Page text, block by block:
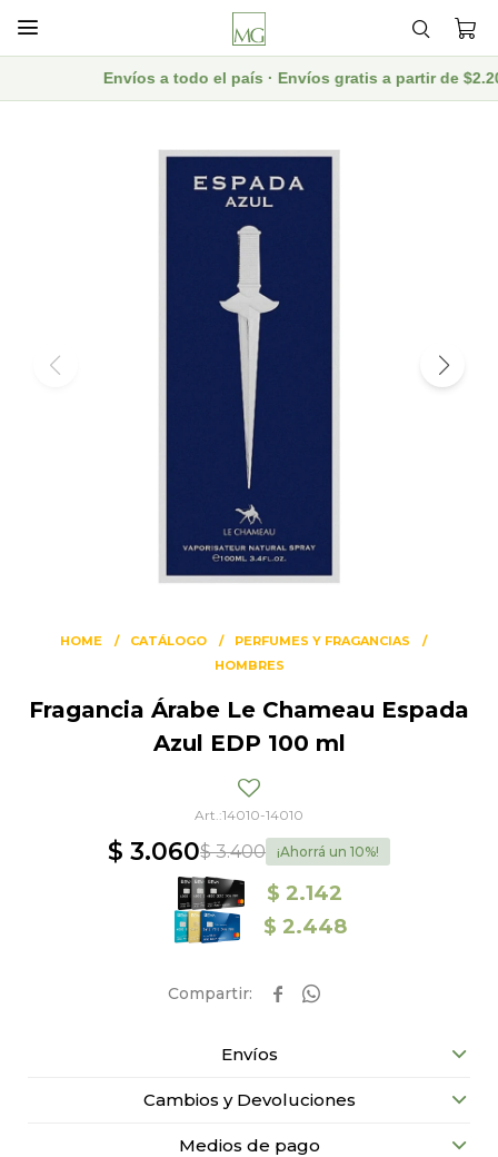

Envíos a todo el país · Envíos gratis a partir de
HOME CATÁLOGO
PERFUMES Y FRAGANCIAS
HOMBRES
Fragancia Árabe Le Chameau Espada
Azul EDP 100 ml
14010-14010
$ 3.060$ 3.400 10
$ 2.142
$ 2.448
 
Envíos
Cambios y Devoluciones
Medios de pago